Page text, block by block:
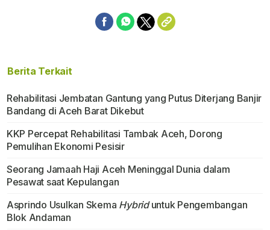
Berita Terkait
Rehabilitasi Jembatan Gantung yang Putus Diterjang Banjir
Bandang di Aceh Barat Dikebut
KKP Percepat Rehabilitasi Tambak Aceh, Dorong
Pemulihan Ekonomi Pesisir
Seorang Jamaah Haji Aceh Meninggal Dunia dalam
Pesawat saat Kepulangan
Asprindo Usulkan Skema Hybriduntuk Pengembangan
Blok Andaman